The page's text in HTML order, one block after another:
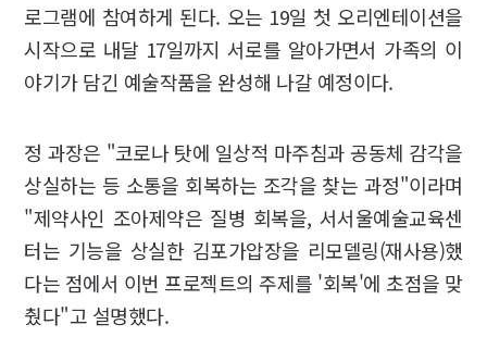
로그램에 참여하게 된다. 오는 19일 첫 오리엔테이션을
시작으로 내달 17일까지 서로를 알아가면서 가족의 이
야기가 담긴 예술작품을 완성해 나갈 예정이다.
정 과장은 "코로나 탓에 일상적 마주침과 공동체 감각을
상실하는 등 소통을 회복하는 조각을 찾는 과정"이라며
"제약사인 조아제약은 질병 회복을, 서서울예술교육센
터는 기능을 상실한 김포가압장을 리모델링(재사용)했
다는 점에서 이번 프로젝트의 주제를 '회복'에 초점을 맞
췄다"고 설명했다.